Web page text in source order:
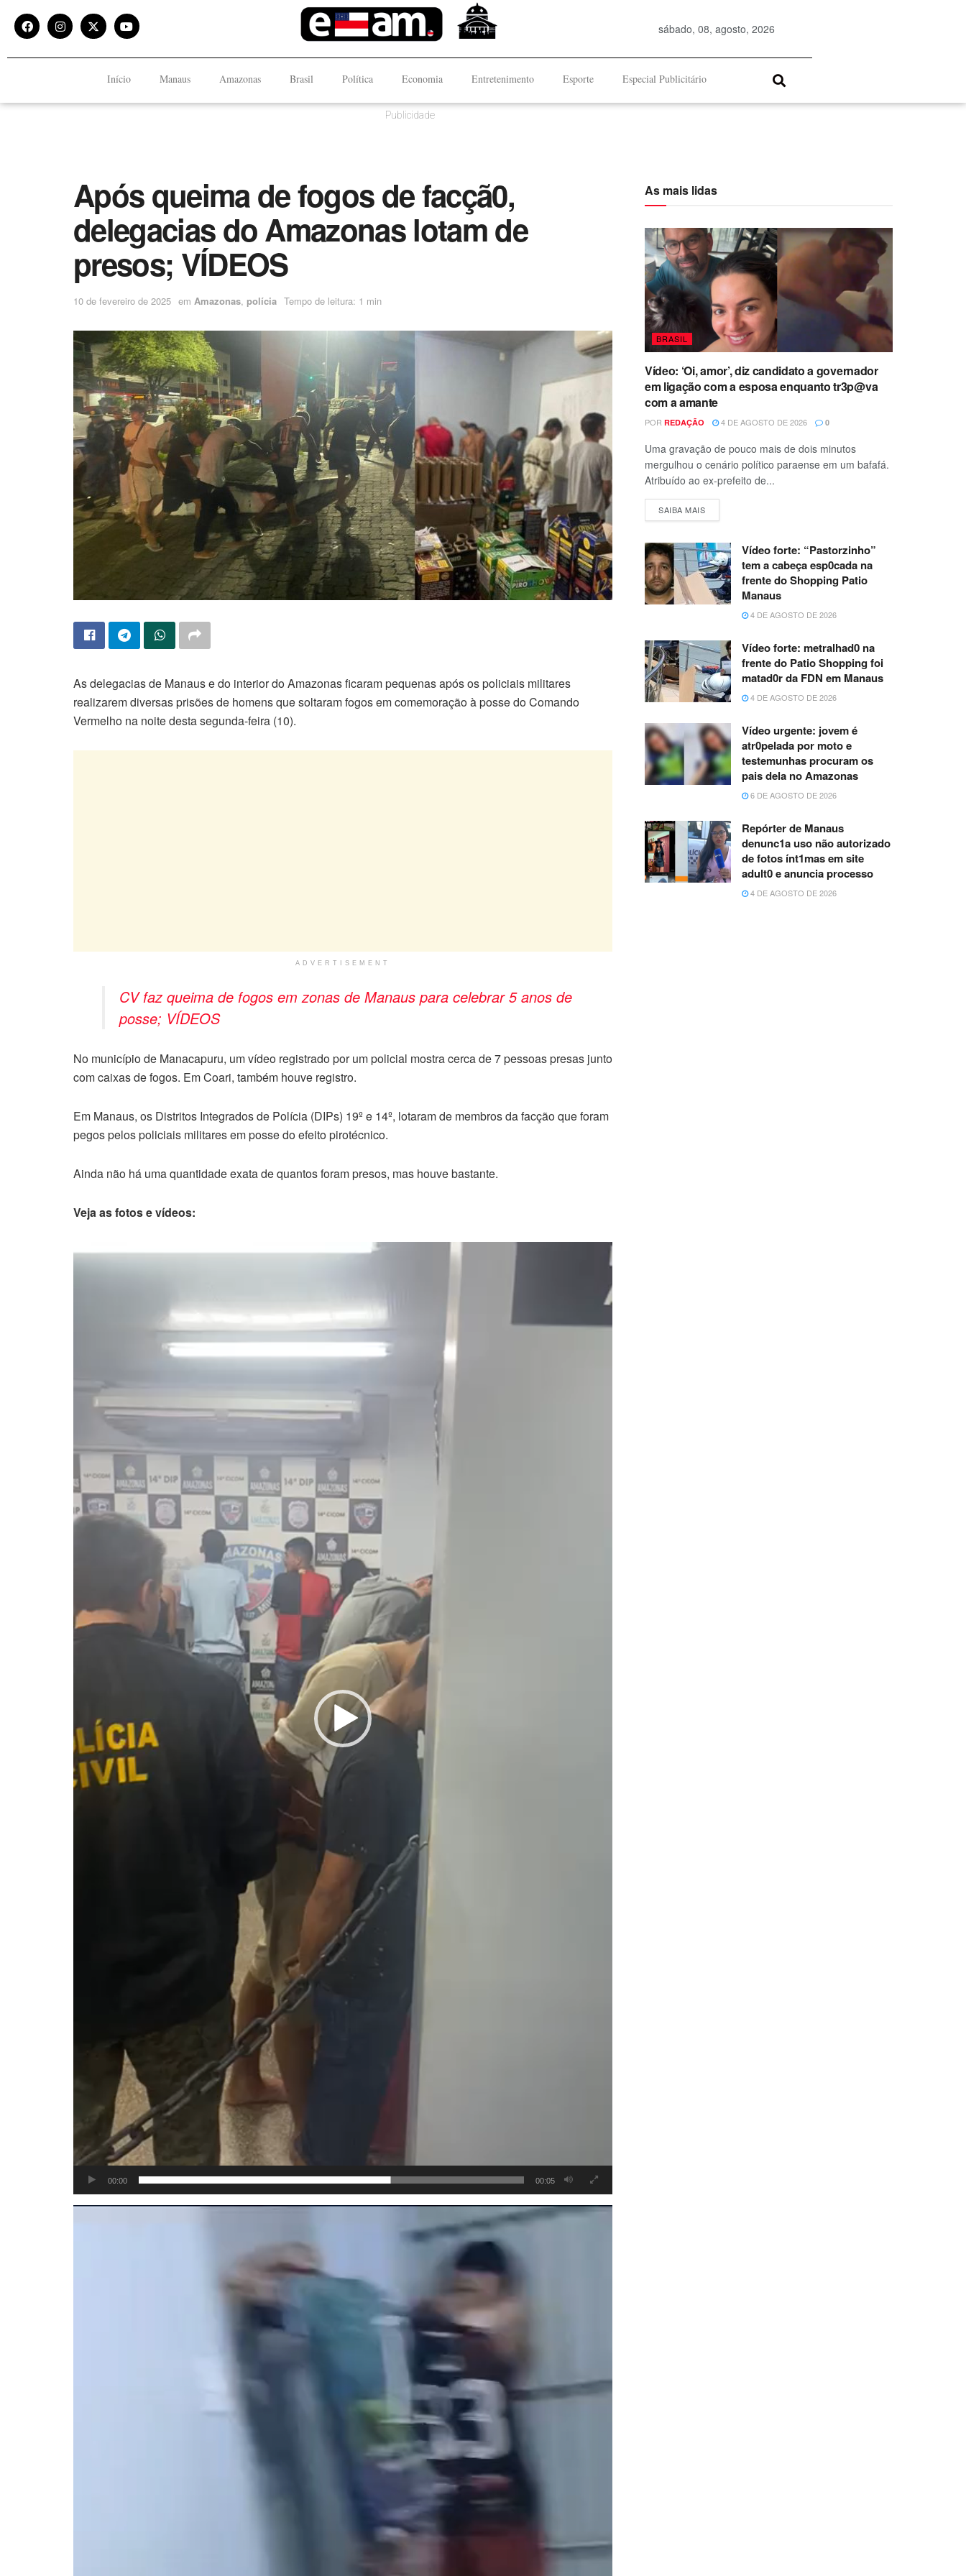
sábado, 08, agosto, 2026
Início Manaus Amazonas Brasil Política Economia Entretenimento Esporte Especial Publicitário
Publicidade
Após queima de fogos de facçã0,
delegacias do Amazonas lotam de
presos; VÍDEOS
10 de fevereiro de 2025 em Amazonas, polícia Tempo de leitura: 1 min
As delegacias de Manaus e do interior do Amazonas ficaram pequenas após os policiais militares
realizarem diversas prisões de homens que soltaram fogos em comemoração à posse do Comando
Vermelho na noite desta segunda-feira (10).
ADVERTISEMENT
CV faz queima de fogos em zonas de Manaus para celebrar 5 anos de
posse; VÍDEOS
No município de Manacapuru, um vídeo registrado por um policial mostra cerca de 7 pessoas presas junto
com caixas de fogos. Em Coari, também houve registro.
Em Manaus, os Distritos Integrados de Polícia (DIPs) 19º e 14º, lotaram de membros da facção que foram
pegos pelos policiais militares em posse do efeito pirotécnico.
Ainda não há uma quantidade exata de quantos foram presos, mas houve bastante.
Veja as fotos e vídeos:
Tocador
00:00 00:05
As mais lidas
BRASIL
Vídeo: ‘Oi, amor’, diz candidato a governador
em ligação com a esposa enquanto tr3p@va
com a amante
POR REDAÇÃO 4 DE AGOSTO DE 2026 0
Uma gravação de pouco mais de dois minutos
mergulhou o cenário político paraense em um bafafá.
Atribuído ao ex-prefeito de...
SAIBA MAIS
Vídeo forte: “Pastorzinho”
tem a cabeça esp0cada na
frente do Shopping Patio
Manaus
4 DE AGOSTO DE 2026
Vídeo forte: metralhad0 na
frente do Patio Shopping foi
matad0r da FDN em Manaus
4 DE AGOSTO DE 2026
Vídeo urgente: jovem é
atr0pelada por moto e
testemunhas procuram os
pais dela no Amazonas
6 DE AGOSTO DE 2026
Repórter de Manaus
denunc1a uso não autorizado
de fotos ínt1mas em site
adult0 e anuncia processo
4 DE AGOSTO DE 2026